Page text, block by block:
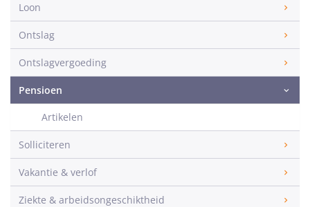
Loon
Ontslag
Ontslagvergoeding
Pensioen
Artikelen
Solliciteren
Vakantie & verlof
Ziekte & arbeidsongeschiktheid